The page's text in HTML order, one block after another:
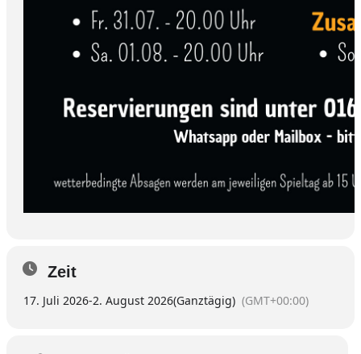
Zeit
17. Juli 2026-2. August 2026(Ganztägig) (GMT+00:00)